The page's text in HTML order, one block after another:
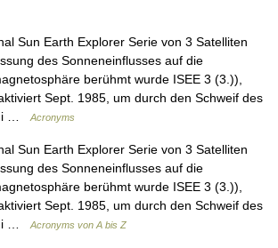
Sun Earth Explorer Serie von 3 Satelliten
des Sonneneinflusses auf die
berühmt wurde ISEE 3 (3.)),
Sept. 1985, um durch den Schweif des
…
Acronyms
Sun Earth Explorer Serie von 3 Satelliten
des Sonneneinflusses auf die
berühmt wurde ISEE 3 (3.)),
Sept. 1985, um durch den Schweif des
…
Acronyms von A bis Z